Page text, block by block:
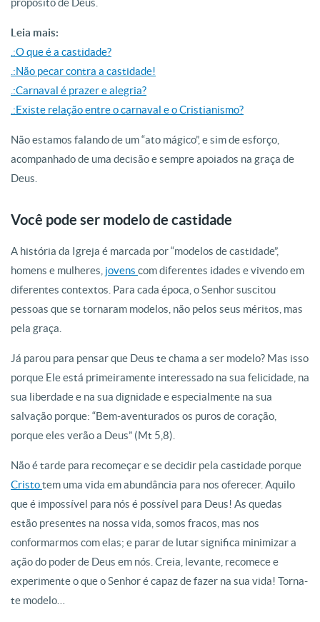
propósito de Deus.
Leia mais:
.:O que é a castidade?
.:Não pecar contra a castidade!
.:Carnaval é prazer e alegria?
.:Existe relação entre o carnaval e o Cristianismo?
Não estamos falando de um “ato mágico”, e sim de esforço,
acompanhado de uma decisão e sempre apoiados na graça de
Deus.
Você pode ser modelo de castidade
A história da Igreja é marcada por “modelos de castidade”,
homens e mulheres, jovens com diferentes idades e vivendo em
diferentes contextos. Para cada época, o Senhor suscitou
pessoas que se tornaram modelos, não pelos seus méritos, mas
pela graça.
Já parou para pensar que Deus te chama a ser modelo? Mas isso
porque Ele está primeiramente interessado na sua felicidade, na
sua liberdade e na sua dignidade e especialmente na sua
salvação porque: “Bem-aventurados os puros de coração,
porque eles verão a Deus” (Mt 5,8).
Não é tarde para recomeçar e se decidir pela castidade porque
Cristotem uma vida em abundância para nos oferecer. Aquilo
que é impossível para nós é possível para Deus! As quedas
estão presentes na nossa vida, somos fracos, mas nos
conformarmos com elas; e parar de lutar significa minimizar a
ação do poder de Deus em nós. Creia, levante, recomece e
experimente o que o Senhor é capaz de fazer na sua vida! Torna-
te modelo…